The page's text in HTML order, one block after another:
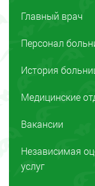
Главный врач
Персонал
История
Медицинские
Вакансии
Независимая
услуг